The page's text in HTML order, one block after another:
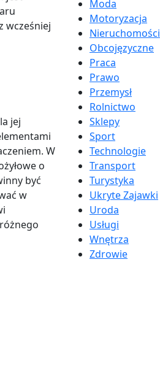
wcześniej
jej
W
o
być
w
Moda
Motoryzacja
Nieruchomości
Obcojęzyczne
Praca
Prawo
Przemysł
Rolnictwo
Sklepy
Sport
Technologie
Transport
Turystyka
Ukryte Zajawki
Uroda
Usługi
Wnętrza
Zdrowie